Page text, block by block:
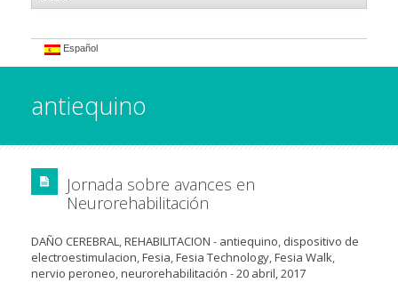
Español
antiequino
Jornada sobre avances en
Neurorehabilitación
DAÑO CEREBRAL,REHABILITACION - antiequino, dispositivo de
electroestimulacion,Fesia,Fesia Technology,Fesia Walk,
nervio peroneo,neurorehabilitación -20 abril, 2017